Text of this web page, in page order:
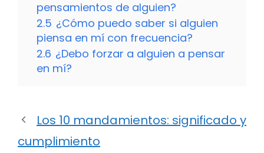
pensamientos de alguien?
2.5 ¿Cómo puedo saber si alguien
piensa en mí con frecuencia?
2.6 ¿Debo forzar a alguien a pensar
en mí?
Los 10 mandamientos: significado y
cumplimiento